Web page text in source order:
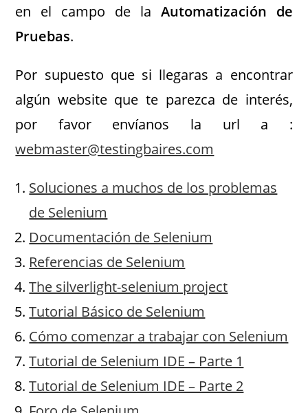
en el campo de la Automatización de
Pruebas.
Por supuesto que si llegaras a encontrar
algún website que te parezca de interés,
por favor envíanos la url a :
webmaster@testingbaires.com
Soluciones a muchos de los problemas
de Selenium
Documentación de Selenium
Referencias de Selenium
The silverlight-selenium project
Tutorial Básico de Selenium
Cómo comenzar a trabajar con Selenium
Tutorial de Selenium IDE – Parte 1
Tutorial de Selenium IDE – Parte 2